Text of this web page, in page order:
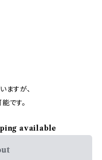
ますが、
です。
available